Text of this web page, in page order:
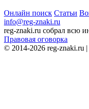
Онлайн поиск Статьи
info@reg-znaki.ru
reg-znaki.ru собрал всю
Правовая оговорка
© 2014-2026 reg-znaki.ru